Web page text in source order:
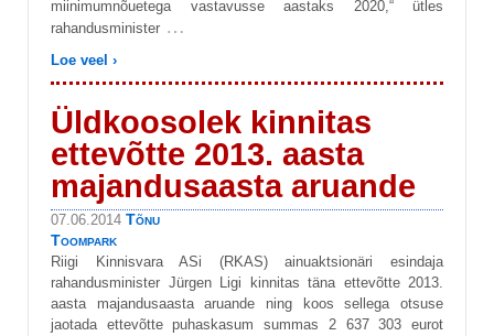
miinimumnõuetega vastavusse aastaks 2020,“ ütles
rahandusminister …
Loe veel ›
Üldkoosolek kinnitas
ettevõtte 2013. aasta
majandusaasta aruande
07.06.2014 Tõnu
Toompark
Riigi Kinnisvara ASi (RKAS) ainuaktsionäri esindaja
rahandusminister Jürgen Ligi kinnitas täna ettevõtte 2013.
aasta majandusaasta aruande ning koos sellega otsuse
jaotada ettevõtte puhaskasum summas 2 637 303 eurot